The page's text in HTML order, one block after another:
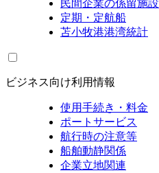
民間企業の係留施設
定期・定航船
苫小牧港港湾統計
ビジネス向け利用情報
使用手続き・料金
ポートサービス
航行時の注意等
船舶動静関係
企業立地関連